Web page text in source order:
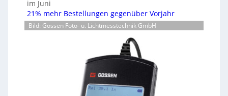
im Juni
21% mehr Bestellungen gegenüber Vorjahr
Bild: Gossen Foto- u. Lichtmesstechnik GmbH